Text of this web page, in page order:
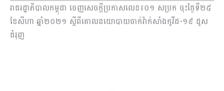
រាជរដ្ឋាភិបាលកម្ពុជា ចេញសេចក្តីប្រកាសលេខ៖០១ សប្រក ចុះថ្ងៃទី២៥
ខែសីហា ឆ្នាំ២០២១ ស្តីពីគោលនយោបាយចាក់វ៉ាក់សាំងកូវីដ-១៩ ដូស
ជំរុញ